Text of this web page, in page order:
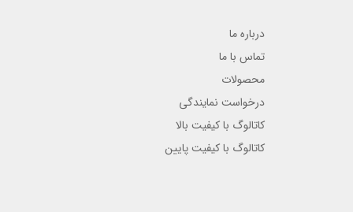
درباره ما
تماس با ما
محصولات
درخواست نمایندگی
کاتالوگ با کیفیت بالا
کاتالوگ با کیفیت پایین